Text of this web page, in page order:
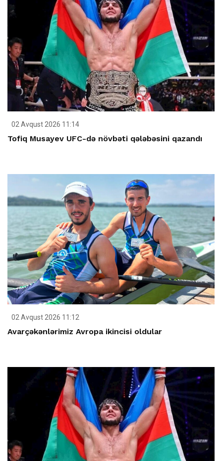
02 Avqust 2026 11:14
Tofiq Musayev UFC-də növbəti qələbəsini qazandı
02 Avqust 2026 11:12
Avarçəkənlərimiz Avropa ikincisi oldular